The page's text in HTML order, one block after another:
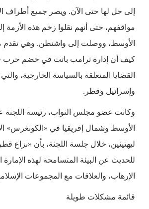
إلى حل لها حتى الآن. ويصر جميع أطراف
مواقفهم، حتى أنهم نقلوا زخم هذه الأزمة
الأوسط، ووصلت إلى واشنطن. وهي تقدم
كيف أن إدارة ترامب باتت في خضم حرب
القضايا المتعلقة بالسياسة الخارجية،
وإسرائيل وقطر.
وكانت عضو مجلس النواب، رئيسة اللجنة
الأوسط وشمال إفريقيا في «الكونغرس»
ليهتينين، خلال جلسة اللجنة، بأن «نزاع
للحديث عن البيئة المتسامحة لهذه الإمارة
الإرهاب، والعلاقات مع المجموعات
قائمة مشكلات طويلة